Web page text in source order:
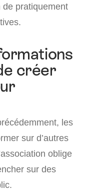
pratiquement
créer
les
sur d’autres
oblige
sur des